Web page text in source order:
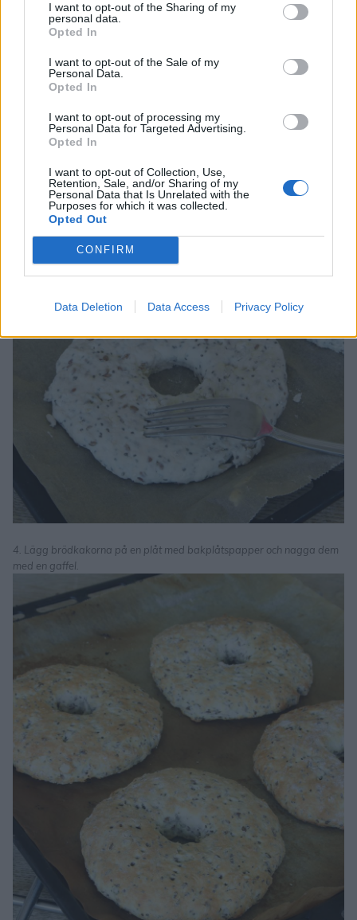
I want to opt-out of the Sharing of my
personal data.
Opted In
I want to opt-out of the Sale of my
Personal Data.
Opted In
I want to opt-out of processing my
Personal Data for Targeted Advertising.
Opted In
I want to opt-out of Collection, Use,
Retention, Sale, and/or Sharing of my
Personal Data that Is Unrelated with the
Purposes for which it was collected.
Opted Out
CONFIRM
Data Deletion Data Access Privacy Policy
ett hål i mitten, ca 3 cm diameter.
4. Lägg brödkakorna på en plåt med bakplåtspapper och nagga dem
med en gaffel.